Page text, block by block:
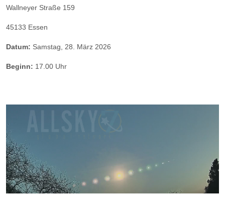
Wallneyer Straße 159
45133 Essen
Datum: Samstag, 28. März 2026
Beginn: 17.00 Uhr